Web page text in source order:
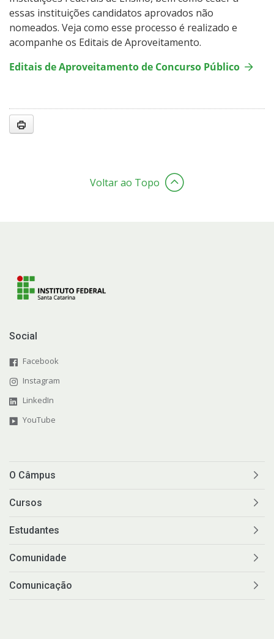
essas instituições candidatos aprovados não
nomeados. Veja como esse processo é realizado e
acompanhe os Editais de Aproveitamento.
Editais de Aproveitamento de Concurso Público
Voltar ao Topo
Social
Facebook
Instagram
LinkedIn
YouTube
O Câmpus
Cursos
Estudantes
Comunidade
Comunicação